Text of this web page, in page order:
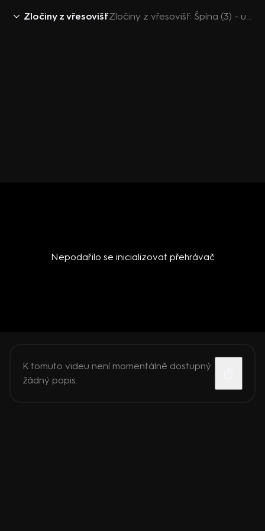
Zločiny z vřesovišť Zločiny z vřesovišť: Špína (3) - upoutávka
Nepodařilo se inicializovat přehrávač
K tomuto videu není momentálně dostupný
žádný popis.